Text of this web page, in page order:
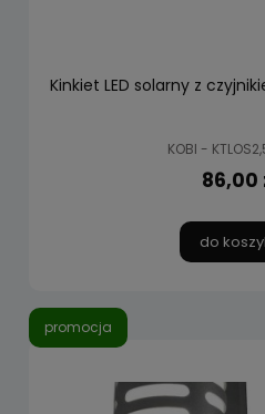
Kinkiet LED solarny z
KOBI -
86,00
do
promocja